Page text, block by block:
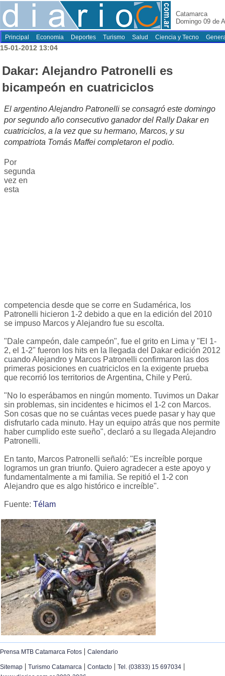
Catamarca
Domingo 09 de
Principal Economia Deportes Turismo Salud Ciencia y Tecno
15-01-2012 13:04
Dakar: Alejandro Patronelli es
bicampeón en cuatriciclos
El argentino Alejandro Patronelli se consagró este domingo
por segundo año consecutivo ganador del Rally Dakar en
cuatriciclos, a la vez que su hermano, Marcos, y su
compatriota Tomás Maffei completaron el podio.
Por
segunda
vez en
esta
competencia desde que se corre en Sudamérica, los
Patronelli hicieron 1-2 debido a que en la edición del 2010
se impuso Marcos y Alejandro fue su escolta.
"Dale campeón, dale campeón", fue el grito en Lima y "El 1-
2, el 1-2" fueron los hits en la llegada del Dakar edición 2012
cuando Alejandro y Marcos Patronelli confirmaron las dos
primeras posiciones en cuatriciclos en la exigente prueba
que recorrió los territorios de Argentina, Chile y Perú.
"No lo esperábamos en ningún momento. Tuvimos un Dakar
sin problemas, sin incidentes e hicimos el 1-2 con Marcos.
Son cosas que no se cuántas veces puede pasar y hay que
disfrutarlo cada minuto. Hay un equipo atrás que nos permite
haber cumplido este sueño", declaró a su llegada Alejandro
Patronelli.
En tanto, Marcos Patronelli señaló: "Es increíble porque
logramos un gran triunfo. Quiero agradecer a este apoyo y
fundamentalmente a mi familia. Se repitió el 1-2 con
Alejandro que es algo histórico e increíble".
Fuente: Télam
Prensa MTB Catamarca Fotos | Calendario
Sitemap | Turismo Catamarca | Contacto | Tel. (03833) 15 697034 |